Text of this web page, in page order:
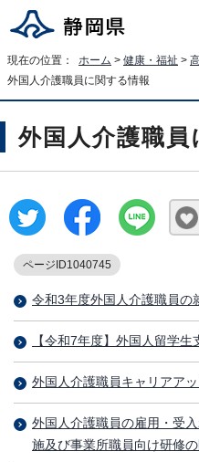
現在の位置： ホーム > 健康・福祉 >
外国人介護職員に関する情報
外国人介護職員
ページID1040745
令和3年度外国人介護職員の
【令和7年度】外国人留学生
外国人介護職員キャリアア
外国人介護職員の雇用・受
施及び事業所職員向け研修